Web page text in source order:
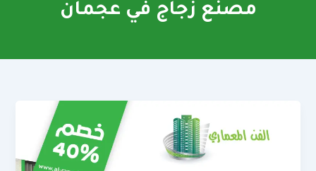
مصنع زجاج في عجمان